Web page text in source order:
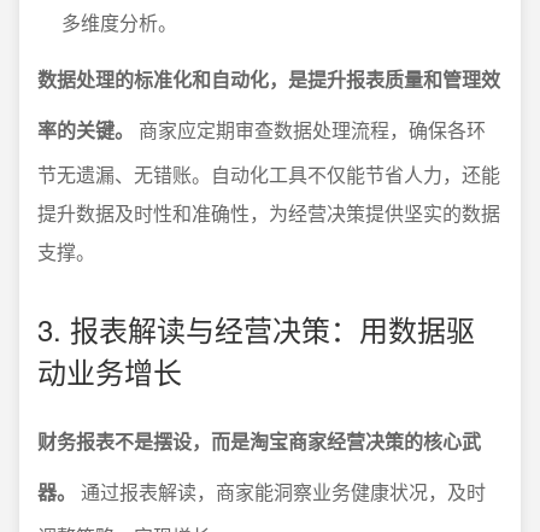
多维度分析。
数据处理的标准化和自动化，是提升报表质量和管理效
率的关键。
商家应定期审查数据处理流程，确保各环
节无遗漏、无错账。自动化工具不仅能节省人力，还能
提升数据及时性和准确性，为经营决策提供坚实的数据
支撑。
3. 报表解读与经营决策：用数据驱
动业务增长
财务报表不是摆设，而是淘宝商家经营决策的核心武
器。
通过报表解读，商家能洞察业务健康状况，及时